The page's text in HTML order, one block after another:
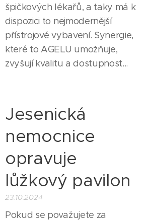
špičkových lékařů, a taky má k
dispozici to nejmodernější
přístrojové vybavení. Synergie,
které to AGELU umožňuje,
zvyšují kvalitu a dostupnost...
Jesenická
nemocnice
opravuje
lůžkový pavilon
23.10.2024
Pokud se považujete za